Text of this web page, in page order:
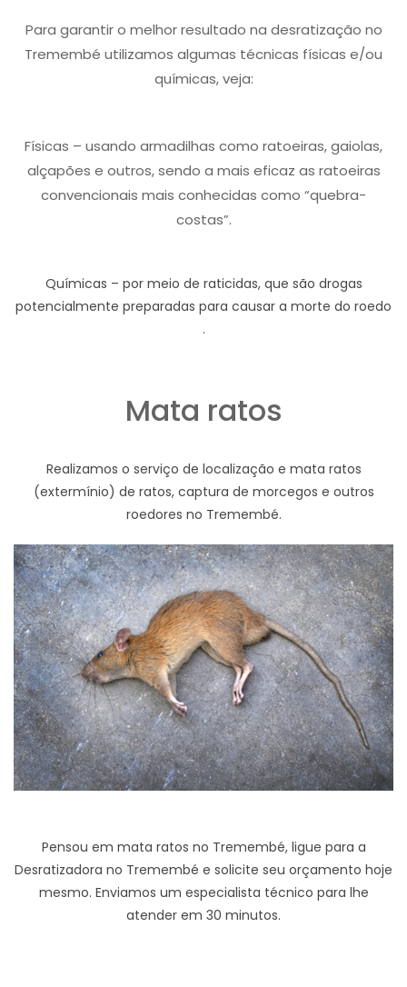
Para garantir o melhor resultado na desratização no
Tremembé utilizamos algumas técnicas físicas e/ou
químicas, veja:
Físicas – usando armadilhas como ratoeiras, gaiolas,
alçapões e outros, sendo a mais eficaz as ratoeiras
convencionais mais conhecidas como “quebra-
costas”.
Químicas – por meio de raticidas, que são drogas
potencialmente preparadas para causar a morte do roedo
.
Mata ratos
Realizamos o serviço de localização e mata ratos
(extermínio) de ratos, captura de morcegos e outros
roedores no Tremembé.
Pensou em mata ratos no Tremembé, ligue para a
Desratizadora no Tremembé e solicite seu orçamento hoje
mesmo. Enviamos um especialista técnico para lhe
atender em 30 minutos.